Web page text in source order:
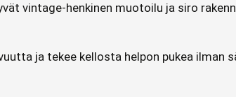
vintage‑henkinen muotoilu ja siro
ja tekee kellosta helpon pukea ilman